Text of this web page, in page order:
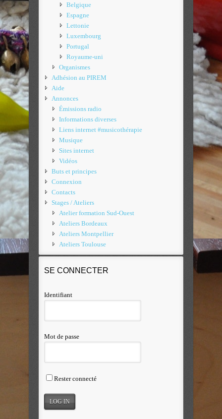
Belgique
Espagne
Lettonie
Luxembourg
Portugal
Royaume-uni
Organismes
Adhésion au PIREM
Aide
Annonces
Émissions radio
Informations diverses
Liens internet #musicothérapie
Musique
Sites internet
Vidéos
Buts et principes
Connexion
Contacts
Stages / Ateliers
Atelier formation Sud-Ouest
Ateliers Bordeaux
Ateliers Montpellier
Ateliers Toulouse
SE CONNECTER
Identifiant
Mot de passe
Rester connecté